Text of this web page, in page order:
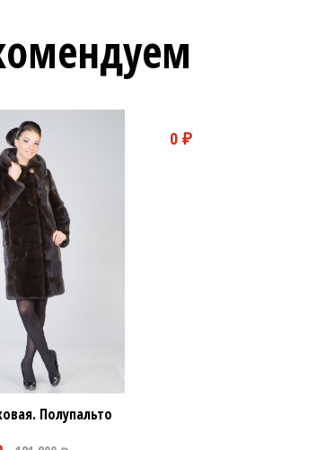
Полупальто